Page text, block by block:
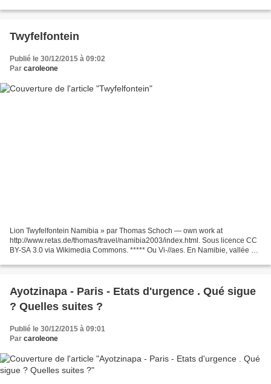
Twyfelfontein
Publié le 30/12/2015 à 09:02
Par caroleone
Lion Twyfelfontein Namibia » par Thomas Schoch — own work at
http://www.retas.de/thomas/travel/namibia2003/index.html. Sous licence CC
BY-SA 3.0 via Wikimedia Commons. ***** Ou Vi-//aes. En Namibie, vallée de
Ayotzinapa - Paris - Etats d'urgence . Qué sigue
? Quelles suites ?
Publié le 30/12/2015 à 09:01
Par caroleone